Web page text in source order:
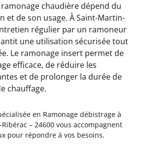
chaudière dépend du
et de son usage. À Saint-Martin-
régulier par un ramoneur
une utilisation sécurisée tout
Le ramonage insert permet de
efficace, de réduire les
et de prolonger la durée de
chauffage.
en Ramonage débistrage à
– 24600 vous accompagnent
pour répondre à vos besoins.